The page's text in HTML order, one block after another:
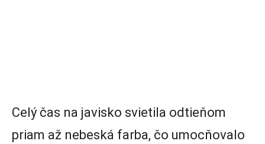
Celý čas na javisko svietila odtieňom
priam až nebeská farba, čo umocňovalo